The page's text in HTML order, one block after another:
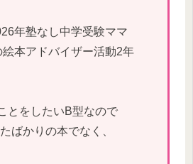
年塾なし中学受験ママ
本アドバイザー活動2年
とをしたいB型なので
ばかりの本でなく、